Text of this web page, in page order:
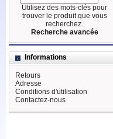
Utilisez des mots-clés pour
trouver le produit que vous
recherchez.
Recherche avancée
Informations
Retours
Adresse
Conditions d'utilisation
Contactez-nous